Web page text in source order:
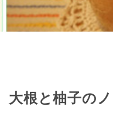
大根と柚子の